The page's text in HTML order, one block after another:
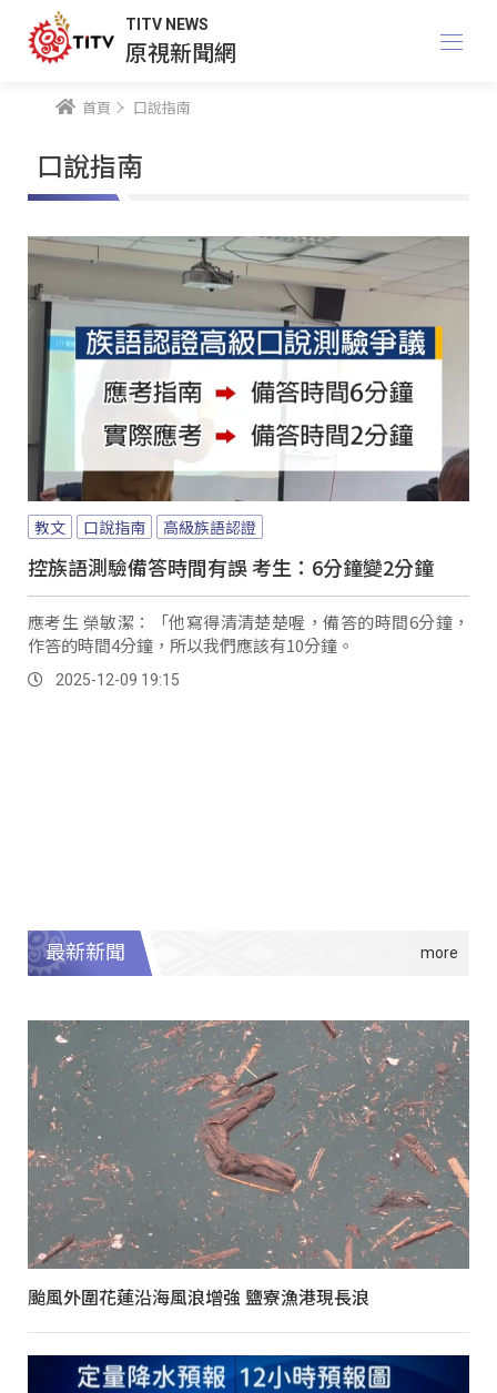
TITV NEWS
原視新聞網
首頁 口說指南
口說指南
教文 口說指南 高級族語認證
控族語測驗備答時間有誤 考生：6分鐘變2分鐘
應考生 榮敏潔：「他寫得清清楚楚喔，備答的時間6分鐘，
作答的時間4分鐘，所以我們應該有10分鐘。
2025-12-09 19:15
最新新聞
颱風外圍花蓮沿海風浪增強 鹽寮漁港現長浪